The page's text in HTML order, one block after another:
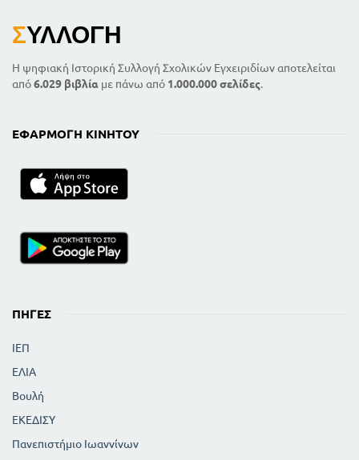
ΣΥΛΛΟΓΉ
Η ψηφιακή Ιστορική Συλλογή Σχολικών Εγχειριδίων αποτελείται
από6.029 βιβλία με πάνω από 1.000.000 σελίδες.
ΕΦΑΡΜΟΓΉ ΚΙΝΗΤΟΎ
ΠΗΓΈΣ
ΙΕΠ
ΕΛΙΑ
Βουλή
ΕΚΕΔΙΣΥ
Πανεπιστήμιο Ιωαννίνων